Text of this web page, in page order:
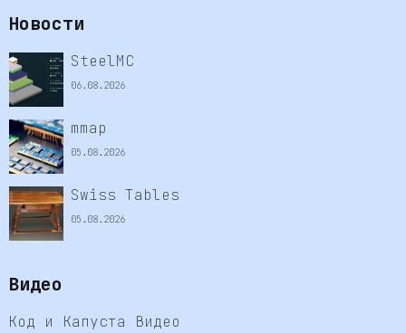
Новости
SteelMC
06.08.2026
mmap
05.08.2026
Swiss Tables
05.08.2026
Видео
Код и Капуста Видео